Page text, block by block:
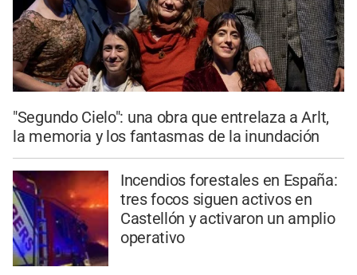
"Segundo Cielo": una obra que entrelaza a Arlt,
la memoria y los fantasmas de la inundación
Incendios forestales en España:
tres focos siguen activos en
Castellón y activaron un amplio
operativo